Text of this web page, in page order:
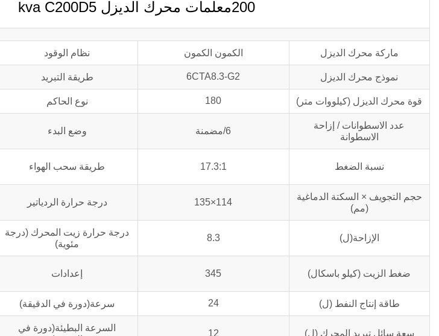
200معلمات محرك الديزل kva C200D5
ماركة محرك الديزل الكمون الكمون نظام الوقود
نموذج محرك الديزل 6CTA8.3-G2 طريقة التبريد
قوة محرك الديزل (كيلووات متر) 180 نوع الحاكم
عدد الاسطوانات / إزاحة
الاسطوانة
6/مضمنة وضع البدء
نسبة الضغط 17.3:1 طريقة سحب الهواء
حجم التجويف × السكتة الدماغية
(مم)
114×135 درجة حرارة الردياتير
الإزاحة(ل) 8.3
درجة حرارة زيت المحرك (درجة
مئوية)
ضغط الزيت (كيلو باسكال) 345 إعدادات
طاقة إنتاج النفط (ل) 24 سرعة(دورة في الدقيقة)
سعة سائل تبريد المحرك (ل) 12
السرعة البطيئة(دورة في